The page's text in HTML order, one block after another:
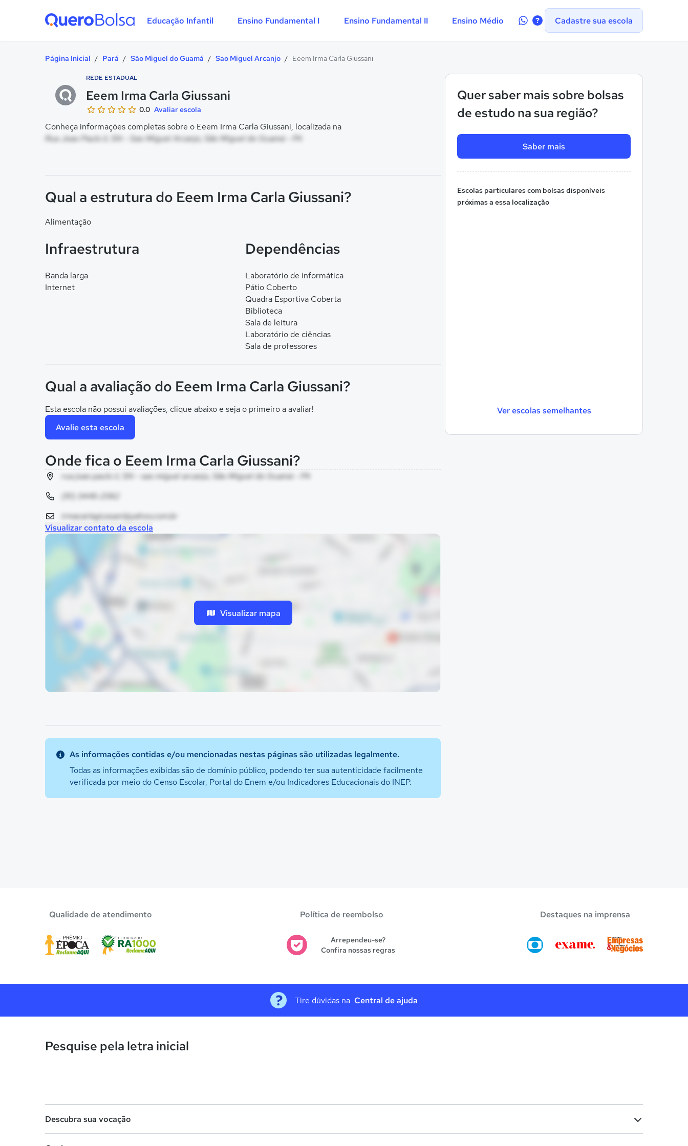
Educação Infantil Ensino Fundamental I Ensino Fundamental II Ensino Médio
Contate-Cadastre sua escola
Página Inicial / Pará / São Miguel do Guamá / Sao Miguel Arcanjo / Eeem Irma Carla Giussani
REDE ESTADUAL
Eeem Irma Carla Giussani
0.0 Avaliar escola
Conheça informações completas sobre o Eeem Irma Carla Giussani, localizada na
Rua Joao Paulo Ii, SN - Sao Miguel Arcanjo, São Miguel do Guamá - PA
Quer saber mais sobre bolsas
de estudo na sua região?
Saber mais
Escolas particulares com bolsas disponíveis
próximas a essa localização
Ver escolas semelhantes
Qual a estrutura do Eeem Irma Carla Giussani?
Alimentação
Infraestrutura
Banda larga
Internet
Dependências
Laboratório de informática
Pátio Coberto
Quadra Esportiva Coberta
Biblioteca
Sala de leitura
Laboratório de ciências
Sala de professores
Qual a avaliação do Eeem Irma Carla Giussani?
Esta escola não possui avaliações, clique abaixo e seja o primeiro a avaliar!
Avalie esta escola
Onde fica o Eeem Irma Carla Giussani?
rua joao paulo ii, SN - sao miguel arcanjo, São Miguel do Guamá - PA
(91) 3446-2062
irmacarlagiussani@yahoo.com.br
Visualizar contato da escola
Visualizar mapa
As informações contidas e/ou mencionadas nestas páginas são utilizadas legalmente.
Todas as informações exibidas são de domínio público, podendo ter sua autenticidade facilmente
verificada por meio do Censo Escolar, Portal do Enem e/ou Indicadores Educacionais do INEP.
Qualidade de atendimento Política de reembolso
Arrependeu-se?
Confira nossas regras
Destaques na imprensa
Tire dúvidas na Central de ajuda
Pesquise pela letra inicial
Descubra sua vocação